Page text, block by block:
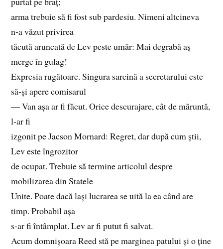
arma trebuie să fi fost sub pardesiu. Nimeni altcineva
n‑a văzut privirea
tăcută aruncată de Lev peste umăr: Mai degrabă aș
merge în gulag!
Expresia rugătoare. Singura sarcină a secretarului este
să‑și apere comisarul
— Van așa ar fi făcut. Orice descurajare, cât de măruntă,
l‑ar fi
izgonit pe Jacson Mornard: Regret, dar după cum știi,
Lev este îngrozitor
de ocupat. Trebuie să termine articolul despre
mobilizarea din Statele
Unite. Poate dacă lași lucrarea se uită la ea când are
timp. Probabil așa
s‑ar fi întâmplat. Lev ar fi putut fi salvat.
Acum domnișoara Reed stă pe marginea patului și o ține